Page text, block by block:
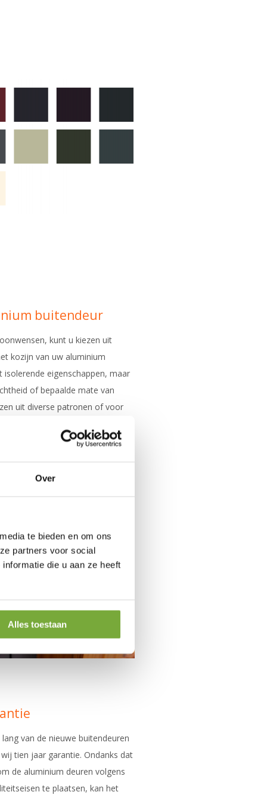
Over
te bieden en om ons
partners voor social
die u aan ze heeft
Alles toestaan
buitendeur
kunt u kiezen uit
kozijn van uw aluminium
eigenschappen, maar
of bepaalde mate van
uit diverse patronen of voor
van de nieuwe buitendeuren
tien jaar garantie. Ondanks dat
de aluminium deuren volgens
te plaatsen, kan het